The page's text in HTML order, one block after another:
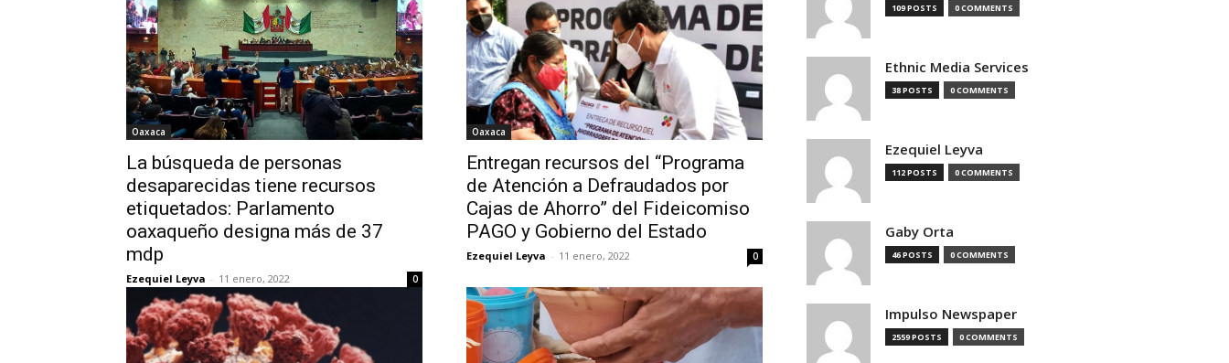
Oaxaca
La búsqueda de personas
desaparecidas tiene recursos
etiquetados: Parlamento
oaxaqueño designa más de 37
mdp
Ezequiel Leyva - 11 enero, 2022 0
Oaxaca
Entregan recursos del “Programa
de Atención a Defraudados por
Cajas de Ahorro” del Fideicomiso
PAGO y Gobierno del Estado
Ezequiel Leyva - 11 enero, 2022 0
109 POSTS 0 COMMENTS
Ethnic Media Services
38 POSTS 0 COMMENTS
Ezequiel Leyva
112 POSTS 0 COMMENTS
Gaby Orta
46 POSTS 0 COMMENTS
Impulso Newspaper
2559 POSTS 0 COMMENTS